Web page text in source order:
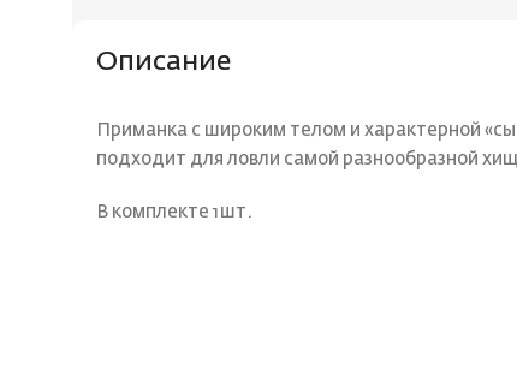
Описание
Приманка с широким телом и характерной
подходит для ловли самой разнообразной
В комплекте 1шт.